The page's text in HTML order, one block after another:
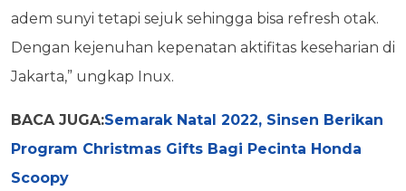
adem sunyi tetapi sejuk sehingga bisa refresh otak.
Dengan kejenuhan kepenatan aktifitas keseharian di
Jakarta,” ungkap Inux.
BACA JUGA:Semarak Natal 2022, Sinsen Berikan
Program Christmas Gifts Bagi Pecinta Honda
Scoopy